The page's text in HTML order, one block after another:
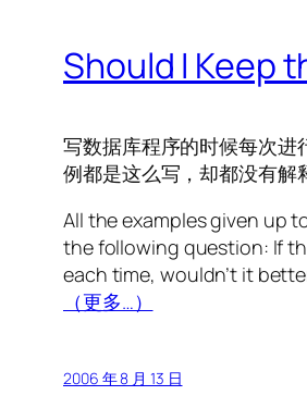
Should I Keep
写数据库程序的时候每次
例都是这么写，却都没有解
All the examples given up
the following question: If
each time, wouldn’t it
（更多…）
2006 年 8 月 13 日